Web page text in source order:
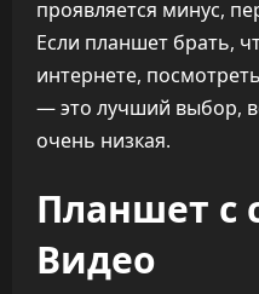
проявляется минус,
Если планшет брать,
интернете,
— это лучший выбор,
очень низкая.
Планшет с
Видео